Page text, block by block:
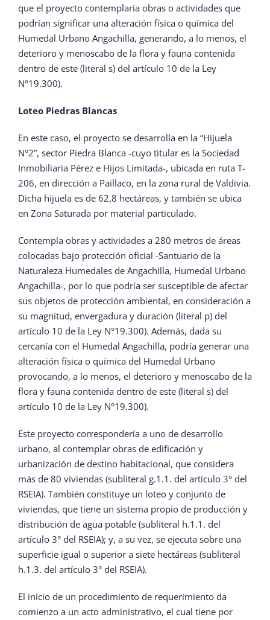
que el proyecto contemplaría obras o actividades que
podrían significar una alteración física o química del
Humedal Urbano Angachilla, generando, a lo menos, el
deterioro y menoscabo de la flora y fauna contenida
dentro de este (literal s) del artículo 10 de la Ley
N°19.300).
Loteo Piedras Blancas
En este caso, el proyecto se desarrolla en la “Hijuela
N°2”, sector Piedra Blanca -cuyo titular es la Sociedad
Inmobiliaria Pérez e Hijos Limitada-, ubicada en ruta T-
206, en dirección a Paillaco, en la zona rural de Valdivia.
Dicha hijuela es de 62,8 hectáreas, y también se ubica
en Zona Saturada por material particulado.
Contempla obras y actividades a 280 metros de áreas
colocadas bajo protección oficial -Santuario de la
Naturaleza Humedales de Angachilla, Humedal Urbano
Angachilla-, por lo que podría ser susceptible de afectar
sus objetos de protección ambiental, en consideración a
su magnitud, envergadura y duración (literal p) del
artículo 10 de la Ley N°19.300). Además, dada su
cercanía con el Humedal Angachilla, podría generar una
alteración física o química del Humedal Urbano
provocando, a lo menos, el deterioro y menoscabo de la
flora y fauna contenida dentro de este (literal s) del
artículo 10 de la Ley N°19.300).
Este proyecto correspondería a uno de desarrollo
urbano, al contemplar obras de edificación y
urbanización de destino habitacional, que considera
más de 80 viviendas (subliteral g.1.1. del artículo 3° del
RSEIA). También constituye un loteo y conjunto de
viviendas, que tiene un sistema propio de producción y
distribución de agua potable (subliteral h.1.1. del
artículo 3° del RSEIA); y, a su vez, se ejecuta sobre una
superficie igual o superior a siete hectáreas (subliteral
h.1.3. del artículo 3° del RSEIA).
El inicio de un procedimiento de requerimiento da
comienzo a un acto administrativo, el cual tiene por